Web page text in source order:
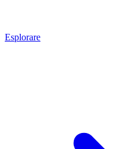
Esplorare